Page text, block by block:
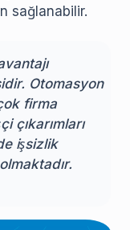
sağlanabilir.
Otomasyon
firma
çıkarımları
işsizlik